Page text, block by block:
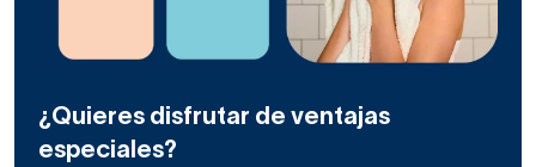
¿Quieres disfrutar de ventajas
especiales?